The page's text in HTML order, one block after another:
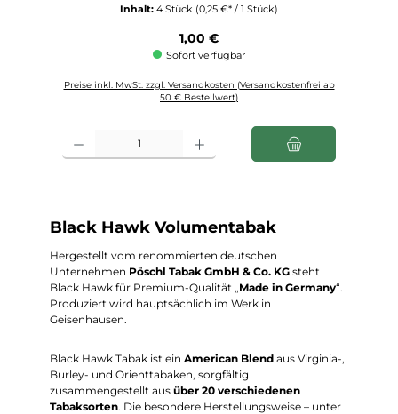
Inhalt: 4 Stück (0,25 €* / 1 Stück)
Regulärer Preis:
1,00 €
Sofort verfügbar
Preise inkl. MwSt. zzgl. Versandkosten (Versandkostenfrei ab
50 € Bestellwert)
Produkt Anzahl: Gib den gewünschten Wert ein oder benutze die
Black Hawk Volumentabak
Hergestellt vom renommierten deutschen
Unternehmen Pöschl Tabak GmbH & Co. KG steht
Black Hawk für Premium-Qualität „Made in Germany“.
Produziert wird hauptsächlich im Werk in
Geisenhausen.
Black Hawk Tabak ist ein American Blend aus Virginia-,
Burley- und Orienttabaken, sorgfältig
zusammengestellt aus über 20 verschiedenen
Tabaksorten. Die besondere Herstellungsweise – unter